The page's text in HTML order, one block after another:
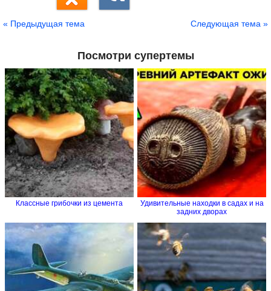
« Предыдущая тема Следующая тема »
Посмотри супертемы
Классные грибочки из цемента
Удивительные находки в садах и на
задних дворах